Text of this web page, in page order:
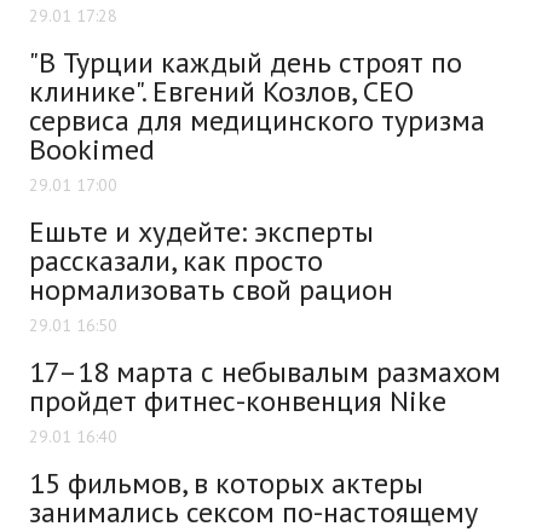
29.01 17:28
"В Турции каждый день строят по
клинике". Евгений Козлов, CEO
сервиса для медицинского туризма
Bookimed
29.01 17:00
Ешьте и худейте: эксперты
рассказали, как просто
нормализовать свой рацион
29.01 16:50
17–18 марта с небывалым размахом
пройдет фитнес-конвенция Nike
29.01 16:40
15 фильмов, в которых актеры
занимались сексом по-настоящему